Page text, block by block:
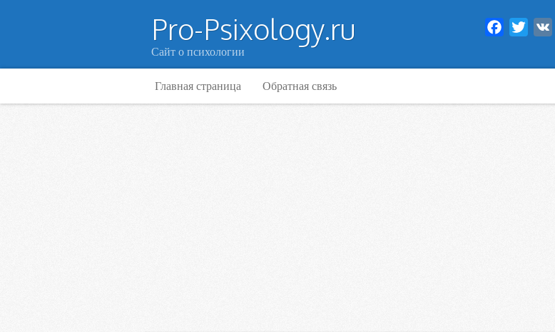
Pro-Psixology.ru
Сайт о психологии
Facebook
Twitter
Главная страница Обратная связь